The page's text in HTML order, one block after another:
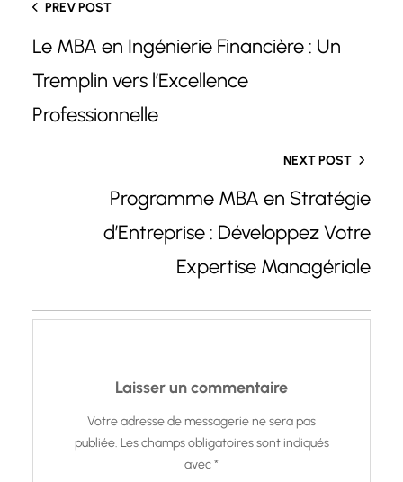
PREV POST
Le MBA en Ingénierie Financière : Un
Tremplin vers l’Excellence
Professionnelle
NEXT POST
Programme MBA en Stratégie
d’Entreprise : Développez Votre
Expertise Managériale
Laisser un commentaire
Votre adresse de messagerie ne sera pas
publiée. Les champs obligatoires sont indiqués
avec*